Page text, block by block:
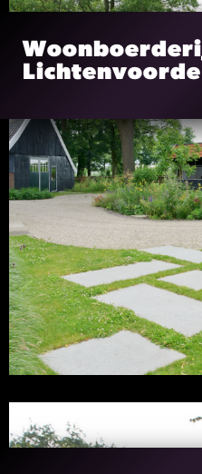
Lichtenvoorde